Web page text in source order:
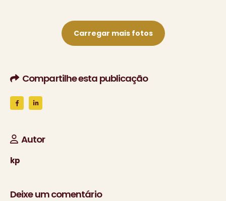
Carregar mais fotos
Compartilhe esta publicação
Autor
kp
Deixe um comentário